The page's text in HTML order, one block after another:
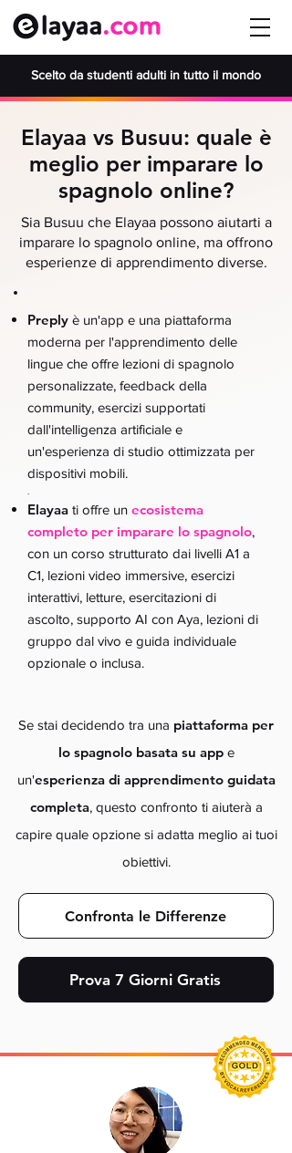
Scelto da studenti adulti in tutto il mondo
Elayaa vs Busuu: quale è
meglio per imparare lo
spagnolo online?
Sia Busuu che Elayaa possono aiutarti a
imparare lo spagnolo online, ma offrono
esperienze di apprendimento diverse.
Preply è un'app e una piattaforma
moderna per l'apprendimento delle
lingue che offre lezioni di spagnolo
personalizzate, feedback della
community, esercizi supportati
dall'intelligenza artificiale e
un'esperienza di studio ottimizzata per
dispositivi mobili.
Elayaa ti offre un ecosistema
completo per imparare lo spagnolo,
con un corso strutturato dai livelli A1 a
C1, lezioni video immersive, esercizi
interattivi, letture, esercitazioni di
ascolto, supporto AI con Aya, lezioni di
gruppo dal vivo e guida individuale
opzionale o inclusa.
Se stai decidendo tra una piattaforma per
lo spagnolo basata su appe
un'esperienza di apprendimento guidata
completa, questo confronto ti aiuterà a
capire quale opzione si adatta meglio ai tuoi
obiettivi.
Confronta le Differenze
Prova 7 Giorni Gratis